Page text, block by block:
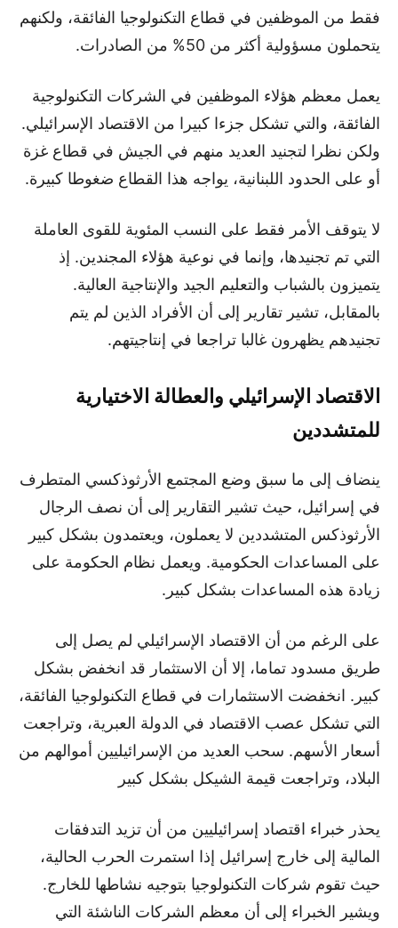
فقط من الموظفين في قطاع التكنولوجيا الفائقة، ولكنهم
يتحملون مسؤولية أكثر من 50% من الصادرات.
يعمل معظم هؤلاء الموظفين في الشركات التكنولوجية
الفائقة، والتي تشكل جزءا كبيرا من الاقتصاد الإسرائيلي.
ولكن نظرا لتجنيد العديد منهم في الجيش في قطاع غزة
أو على الحدود اللبنانية، يواجه هذا القطاع ضغوطا كبيرة.
لا يتوقف الأمر فقط على النسب المئوية للقوى العاملة
التي تم تجنيدها، وإنما في نوعية هؤلاء المجندين. إذ
يتميزون بالشباب والتعليم الجيد والإنتاجية العالية.
بالمقابل، تشير تقارير إلى أن الأفراد الذين لم يتم
تجنيدهم يظهرون غالبا تراجعا في إنتاجيتهم.
الاقتصاد الإسرائيلي والعطالة الاختيارية
للمتشددين
ينضاف إلى ما سبق وضع المجتمع الأرثوذكسي المتطرف
في إسرائيل، حيث تشير التقارير إلى أن نصف الرجال
الأرثوذكس المتشددين لا يعملون، ويعتمدون بشكل كبير
على المساعدات الحكومية. ويعمل نظام الحكومة على
زيادة هذه المساعدات بشكل كبير.
على الرغم من أن الاقتصاد الإسرائيلي لم يصل إلى
طريق مسدود تماما، إلا أن الاستثمار قد انخفض بشكل
كبير. انخفضت الاستثمارات في قطاع التكنولوجيا الفائقة،
التي تشكل عصب الاقتصاد في الدولة العبرية، وتراجعت
أسعار الأسهم. سحب العديد من الإسرائيليين أموالهم من
البلاد، وتراجعت قيمة الشيكل بشكل كبير
يحذر خبراء اقتصاد إسرائيليين من أن تزيد التدفقات
المالية إلى خارج إسرائيل إذا استمرت الحرب الحالية،
حيث تقوم شركات التكنولوجيا بتوجيه نشاطها للخارج.
ويشير الخبراء إلى أن معظم الشركات الناشئة التي